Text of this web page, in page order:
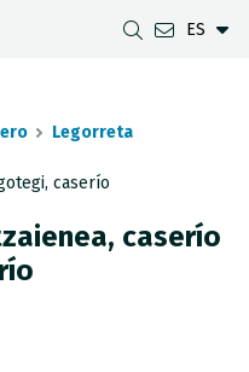
ES
Legorreta
caserío
caserío